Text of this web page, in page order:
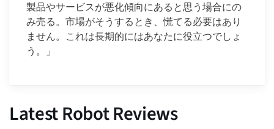
製品やサービスが悪化傾向にあると思う場合にの
み売る。市場がそうするとき、慌てる必要はあり
ません。これは長期的にはあなたに役立つでしょ
う。」
Latest Robot Reviews